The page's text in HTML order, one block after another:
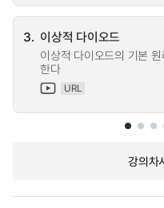
3. 이상적 다이오드
이상적 다이오드의 기본
한다
URL
강의차